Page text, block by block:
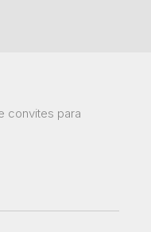
convites para